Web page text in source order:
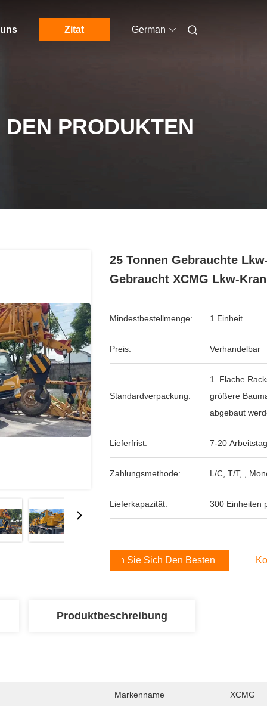
Zitat German
PRODUKTEN
25 Tonnen Gebrauchte
Gebraucht XCMG Lkw-Kran
Mindestbestellmenge: 1 Einheit
Preis: Verhandelbar
Standardverpackung:
1. Flache
größere
abgebaut
Lieferfrist: 7-20
Zahlungsmethode: L/C, T/T, ,
Lieferkapazität: 300 Einheiten
Holen Sie Sich Den Besten Preis
Produktbeschreibung
Markenname XCMG